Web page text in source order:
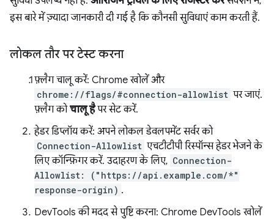
इस बारे में ज़्यादा जानकारी दी गई है कि कौनसी सुविधाएं काम करती हैं.
लोकल तौर पर टेस्ट करना
फ़्लैग चालू करें: Chrome खोलें और
chrome://flags/#connection-allowlist पर जाएं.
फ़्लैग कोचालू हैपर सेट करें.
हेडर डिप्लॉय करें: अपने लोकल डेवलपमेंट सर्वर को
Connection-Allowlist एचटीटीपी रिस्पॉन्स हेडर भेजने के
लिए कॉन्फ़िगर करें. उदाहरण के लिए, Connection-
Allowlist: ("https://api.example.com/*"
response-origin) .
DevTools की मदद से पुष्टि करना: Chrome DevTools खोलें